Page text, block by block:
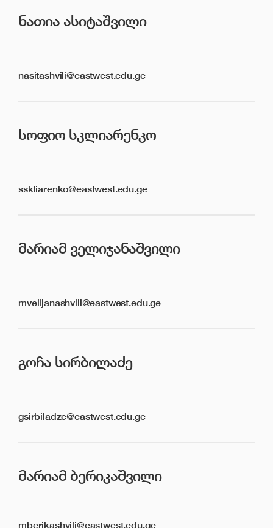
ᲜᲐᲗᲘᲐ ᲐᲡᲘᲢᲐᲨᲕᲘᲚᲘ
nasitashvili@eastwest.edu.ge
ᲡᲝᲤᲘᲝ ᲡᲙᲚᲘᲐᲠᲔᲜᲙᲝ
sskliarenko@eastwest.edu.ge
ᲛᲐᲠᲘᲐᲛ ᲕᲔᲚᲘᲯᲐᲜᲐᲨᲕᲘᲚᲘ
mvelijanashvili@eastwest.edu.ge
ᲒᲝᲩᲐ ᲡᲘᲠᲑᲘᲚᲐᲫᲔ
gsirbiladze@eastwest.edu.ge
ᲛᲐᲠᲘᲐᲛ ᲑᲔᲠᲘᲙᲐᲨᲕᲘᲚᲘ
mberikashvili@eastwest.edu.ge